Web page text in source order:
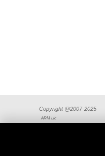
Copyright @2007-2025
ARM Llc